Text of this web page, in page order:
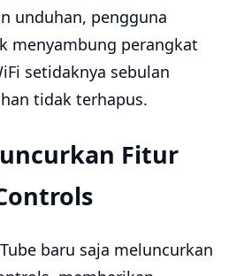
unduhan, pengguna
menyambung perangkat
setidaknya sebulan
tidak terhapus.
Fitur
baru saja meluncurkan